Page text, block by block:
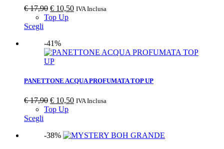
€17,90 € 10,50 IVA Inclusa
Top Up
Scegli
-41%
PANETTONE ACQUA PROFUMATA TOP UP
€17,90 € 10,50 IVA Inclusa
Top Up
Scegli
-38%